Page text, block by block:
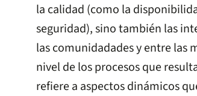
la calidad (como la
seguridad), sino también las
las comunidadades y entre las
nivel de los procesos que
refiere a aspectos dinámicos